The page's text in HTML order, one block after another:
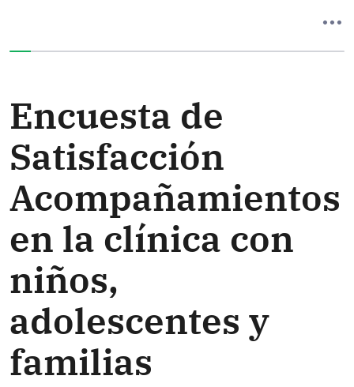
Encuesta de
Satisfacción
Acompañamientos
en la clínica con
niños,
adolescentes y
familias